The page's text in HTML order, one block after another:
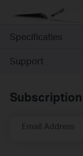
Specificaties
Support
Subscription
Email Address